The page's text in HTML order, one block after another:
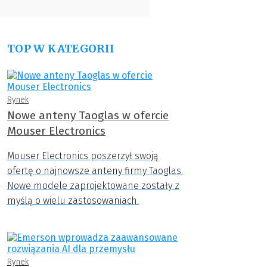
TOP W KATEGORII
Rynek
Nowe anteny Taoglas w ofercie
Mouser Electronics
Mouser Electronics poszerzył swoją
ofertę o najnowsze anteny firmy Taoglas.
Nowe modele zaprojektowane zostały z
myślą o wielu zastosowaniach.
Rynek